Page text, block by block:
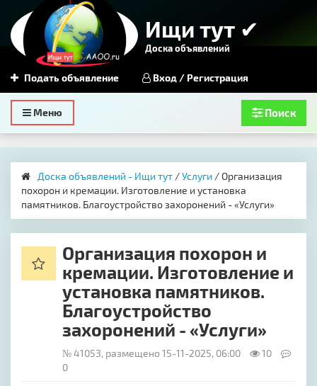
Ищи тут ✔
Доска объявлений
Подать объявление Вход / Регистрация
Toggle
navigation
Меню Поиск
Доска объявлений - Ищи тут /Услуги / Организация
похорон и кремации. Изготовление и установка
памятников. Благоустройство захоронений - «Услуги»
Организация похорон и
кремации. Изготовление и
установка памятников.
Благоустройство
захоронений - «Услуги»
№ 41053, размещено 15-11-2025, 06:00
10
0